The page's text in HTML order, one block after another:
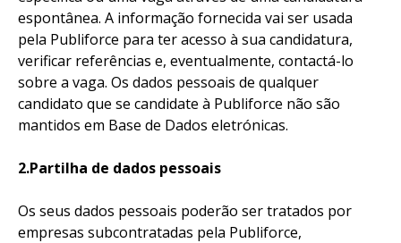
espontânea. A informação fornecida vai ser usada
pela Publiforce para ter acesso à sua candidatura,
verificar referências e, eventualmente, contactá-lo
sobre a vaga. Os dados pessoais de qualquer
candidato que se candidate à Publiforce não são
mantidos em Base de Dados eletrónicas.
2.Partilha de dados pessoais
Os seus dados pessoais poderão ser tratados por
empresas subcontratadas pela Publiforce,